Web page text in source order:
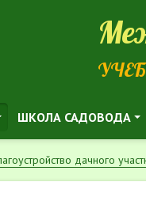
ШКОЛА САДОВОДА
дачного